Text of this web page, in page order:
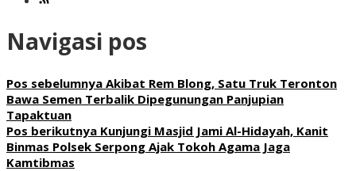
Navigasi pos
Pos sebelumnya Akibat Rem Blong, Satu Truk Teronton
Bawa Semen Terbalik Dipegunungan Panjupian
Tapaktuan
Pos berikutnya Kunjungi Masjid Jami Al-Hidayah, Kanit
Binmas Polsek Serpong Ajak Tokoh Agama Jaga
Kamtibmas